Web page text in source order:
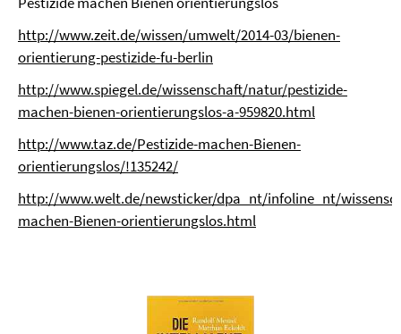
http://www.zeit.de/wissen/umwelt/2014-03/bienen-
orientierung-pestizide-fu-berlin
http://www.spiegel.de/wissenschaft/natur/pestizide-
machen-bienen-orientierungslos-a-959820.html
http://www.taz.de/Pestizide-machen-Bienen-
orientierungslos/!135242/
http://www.welt.de/newsticker/dpa_nt/infoline_nt/
machen-Bienen-orientierungslos.html